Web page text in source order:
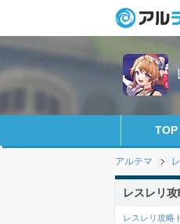
TOP
アルテマ
レスレリ
レスレリ攻略